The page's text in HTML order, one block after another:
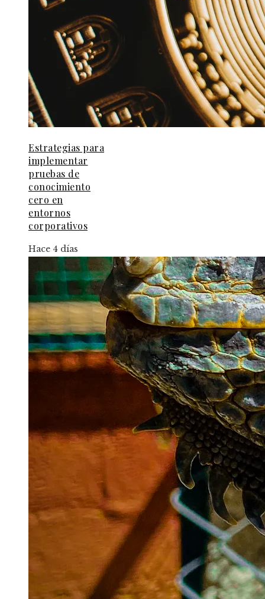
Estrategias para
implementar
pruebas de
conocimiento
cero en
entornos
corporativos
Hace 4 días